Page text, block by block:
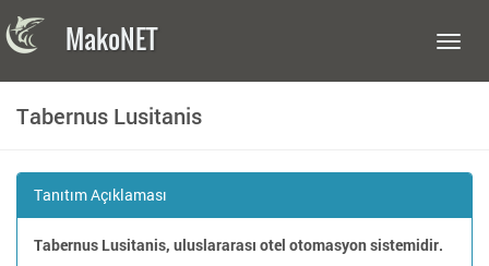
MakoNET
Tabernus Lusitanis
Tanıtım Açıklaması
Tabernus Lusitanis, uluslararası otel otomasyon sistemidir.